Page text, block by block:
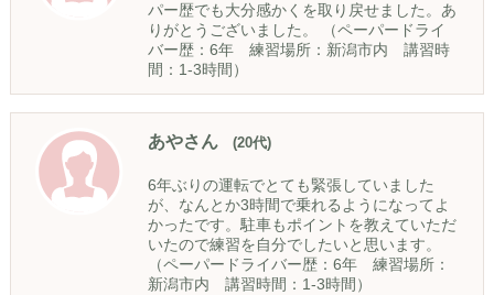
パー歴でも大分感かくを取り戻せました。あ
りがとうございました。 （ペーパードライ
バー歴：6年 練習場所：新潟市内 講習時
間：1-3時間）
あやさん (20代)
6年ぶりの運転でとても緊張していました
が、なんとか3時間で乗れるようになってよ
かったです。駐車もポイントを教えていただ
いたので練習を自分でしたいと思います。
（ペーパードライバー歴：6年 練習場所：
新潟市内 講習時間：1-3時間）